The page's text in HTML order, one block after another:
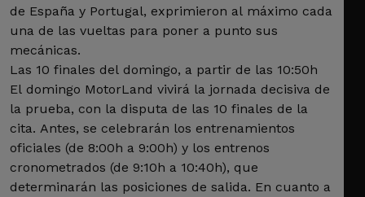
de España y Portugal, exprimieron al máximo cada
una de las vueltas para poner a punto sus
mecánicas.
Las 10 finales del domingo, a partir de las 10:50h
El domingo MotorLand vivirá la jornada decisiva de
la prueba, con la disputa de las 10 finales de la
cita. Antes, se celebrarán los entrenamientos
oficiales (de 8:00h a 9:00h) y los entrenos
cronometrados (de 9:10h a 10:40h), que
determinarán las posiciones de salida. En cuanto a